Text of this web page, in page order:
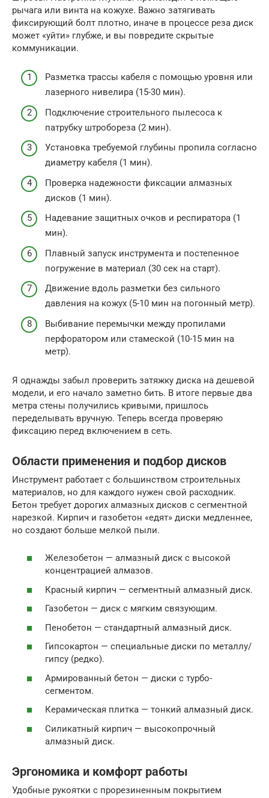
рычага или винта на кожухе. Важно затягивать
фиксирующий болт плотно, иначе в процессе реза диск
может «уйти» глубже, и вы повредите скрытые
коммуникации.
Разметка трассы кабеля с помощью уровня или
лазерного нивелира (15-30 мин).
Подключение строительного пылесоса к
патрубку штробореза (2 мин).
Установка требуемой глубины пропила согласно
диаметру кабеля (1 мин).
Проверка надежности фиксации алмазных
дисков (1 мин).
Надевание защитных очков и респиратора (1
мин).
Плавный запуск инструмента и постепенное
погружение в материал (30 сек на старт).
Движение вдоль разметки без сильного
давления на кожух (5-10 мин на погонный метр).
Выбивание перемычки между пропилами
перфоратором или стамеской (10-15 мин на
метр).
Я однажды забыл проверить затяжку диска на дешевой
модели, и его начало заметно бить. В итоге первые два
метра стены получились кривыми, пришлось
переделывать вручную. Теперь всегда проверяю
фиксацию перед включением в сеть.
Области применения и подбор дисков
Инструмент работает с большинством строительных
материалов, но для каждого нужен свой расходник.
Бетон требует дорогих алмазных дисков с сегментной
нарезкой. Кирпич и газобетон «едят» диски медленнее,
но создают больше мелкой пыли.
Железобетон — алмазный диск с высокой
концентрацией алмазов.
Красный кирпич — сегментный алмазный диск.
Газобетон — диск с мягким связующим.
Пенобетон — стандартный алмазный диск.
Гипсокартон — специальные диски по металлу/
гипсу (редко).
Армированный бетон — диски с турбо-
сегментом.
Керамическая плитка — тонкий алмазный диск.
Силикатный кирпич — высокопрочный
алмазный диск.
Эргономика и комфорт работы
Удобные рукоятки с прорезиненным покрытием